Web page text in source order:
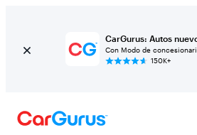
CarGurus: Autos
Con Modo de
150K+